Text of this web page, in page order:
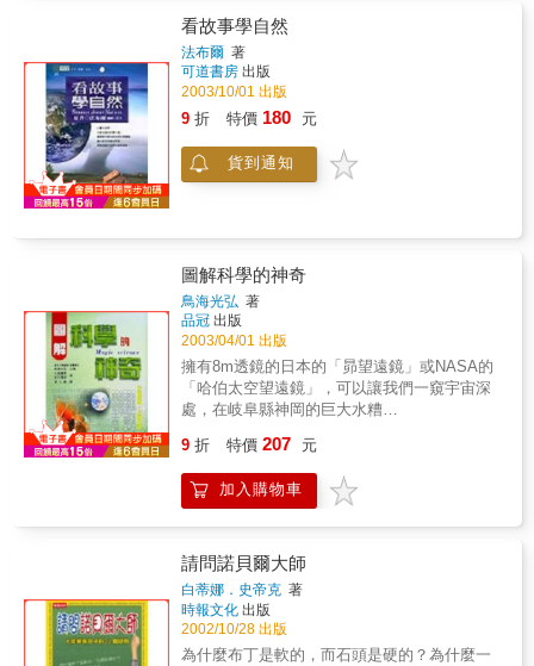
動？＊你吃的食物到哪去了？ ＊你的手腳為何
會動？ 先進科技攝影、特製圖片，醫學專家執
筆，讓你透徹了解你的身體是如何運作！ ‧古埃
及大揭密 ／Peter Chrisp開本：全彩菊八開。
精美圖片，真實重現歷史影像。 包含八頁精彩
今生與來世。揭開層層神祕面紗，看：＊圖坦
卡蒙的黃金面具後面是什麼？＊神殿的獻祭儀
河畔；專家執筆，精簡扼要，古埃及文明，精
華盡覽！‧古希臘大揭密／Peter Chrisp開本：全
彩菊八開。開本：全彩菊八開。精美圖片，真
實重現歷史影像。 包含八頁精彩絕倫的透視
圖，鮮明生動地立體呈現古希臘壯麗的史詩。
揭開層層神祕面紗，看：＊特洛伊木馬包藏了
什麼秘密＊帕德嫩大神殿裡的寶藏＊希臘與斯
巴達慘烈的海上大戰 ＊二千年前馬其頓國王的
真面目 專業攝影、特製圖片，讓你宛如置身雅
精華盡覽！ ‧古羅馬大揭密 ／Peter Chrisp開
本：全彩菊八開。精美圖片，真實重現歷史影
像。包含八頁精彩絕倫的透視圖，鮮明生動地
史篇章，看：＊羅馬軍團如何進攻敵軍城池＊
角鬥士在競技場上浴血廝殺＊火山灰燼活埋龐
貝城 ＊大宅門裡的羅馬權貴專業攝影、特製圖
片，讓你宛如親臨歷史現場，專家執筆，精簡
扼要，羅馬帝國興衰，盡收眼底！
支票金額的兩倍。請問，支票的金額是多少？
這兩本書都是葛登能在《科學美國人》雜
誌「數學遊戲」專欄的精采集結，各收錄了20
個數學遊戲，從走迷宮、鋪瓷磚、拓樸遊戲、
幾何分割，一直談到數字根、黃金比、邏輯推
理、機率問題等等。葛老爹將再次帶領讀者從
遊戲中出發，探討各式各樣的數學話題，從而
領略遊戲背後的數學之美。
看故事學自然
法布爾 著
可道書房 出版
2003/10/01 出版
9 折 特價 180 元
貨到通知
圖解科學的神奇
鳥海光弘 著
品冠 出版
2003/04/01 出版
擁有8m透鏡的日本的「昴望遠鏡」或NASA的
「哈伯太空望遠鏡」，可以讓我們一窺宇宙深
處，在岐阜縣神岡的巨大水糟
子中微子，而有助於調查宇宙的構成。另一方
面，使用「最大電子顯微鏡」這種「科學的武
器」，就可以看到原子的形狀。此外，地表上
達方式了解地球內部的情況。
9 折 特價 207 元
加入購物車
請問諾貝爾大師
白蒂娜．史帝克 著
時報文化 出版
2002/10/28 出版
為什麼布丁是軟的，而石頭是硬的？為什麼一